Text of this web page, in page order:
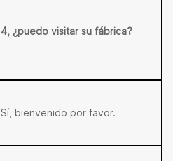
4, ¿puedo visitar su fábrica?
Sí, bienvenido por favor.